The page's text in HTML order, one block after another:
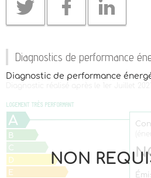
Diagnostics de performance